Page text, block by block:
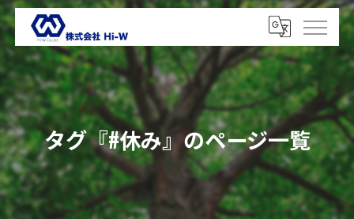
タグ『#休み』のページ一覧